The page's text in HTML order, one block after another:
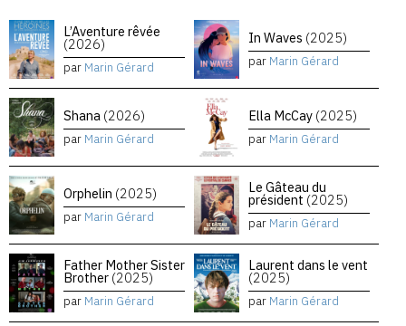
L’Aventure rêvée
(2026)
par Marin Gérard
In Waves (2025)
par Marin Gérard
Shana (2026)
par Marin Gérard
Ella McCay (2025)
par Marin Gérard
Orphelin (2025)
par Marin Gérard
Le Gâteau du
président (2025)
par Marin Gérard
Father Mother Sister
Brother (2025)
par Marin Gérard
Laurent dans le vent
(2025)
par Marin Gérard